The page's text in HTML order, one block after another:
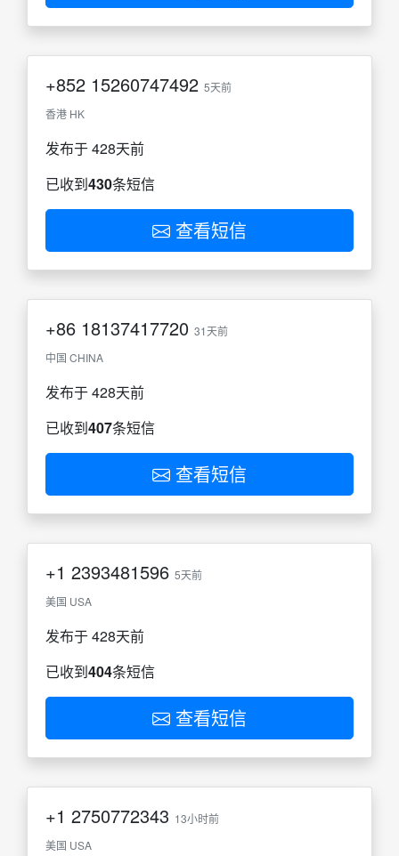
+852 15260747492 5天前
香港 HK
发布于 428天前
已收到430条短信
查看短信
+86 18137417720 31天前
中国 CHINA
发布于 428天前
已收到407条短信
查看短信
+1 2393481596 5天前
美国 USA
发布于 428天前
已收到404条短信
查看短信
+1 2750772343 13小时前
美国 USA